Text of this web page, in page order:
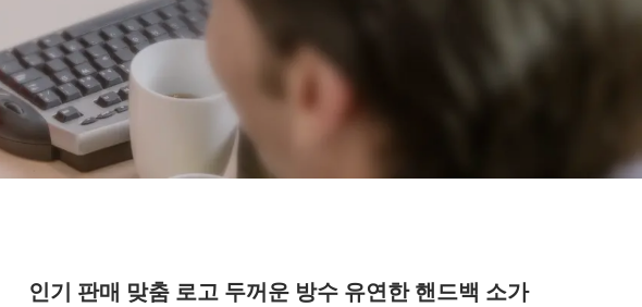
인기 판매 맞춤 로고 두꺼운 방수 유연한 핸드백 소가